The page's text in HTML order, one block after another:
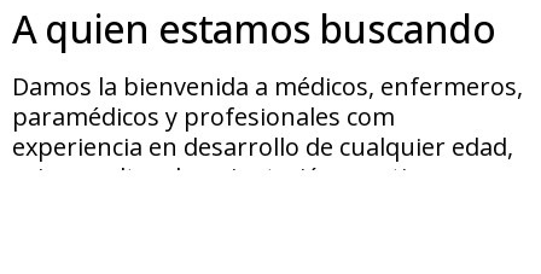
A quien estamos buscando
Damos la bienvenida a médicos, enfermeros,
paramédicos y profesionales com
experiencia en desarrollo de cualquier edad,
origen cultural y orientación que tienen: